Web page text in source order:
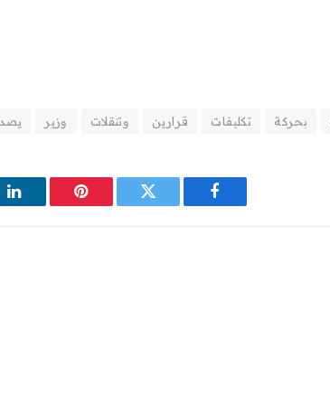
بحركة تكليفات قرارين وتنقلات وزير
فيسبوك تويتر بينتيريست